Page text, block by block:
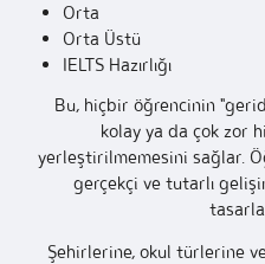
Orta
Orta Üstü
IELTS Hazırlığı
Bu, hiçbir öğrencinin
kolay ya da çok zor
yerleştirilmemesini sağlar.
gerçekçi ve tutarlı
Şehirlerine, okul türlerine